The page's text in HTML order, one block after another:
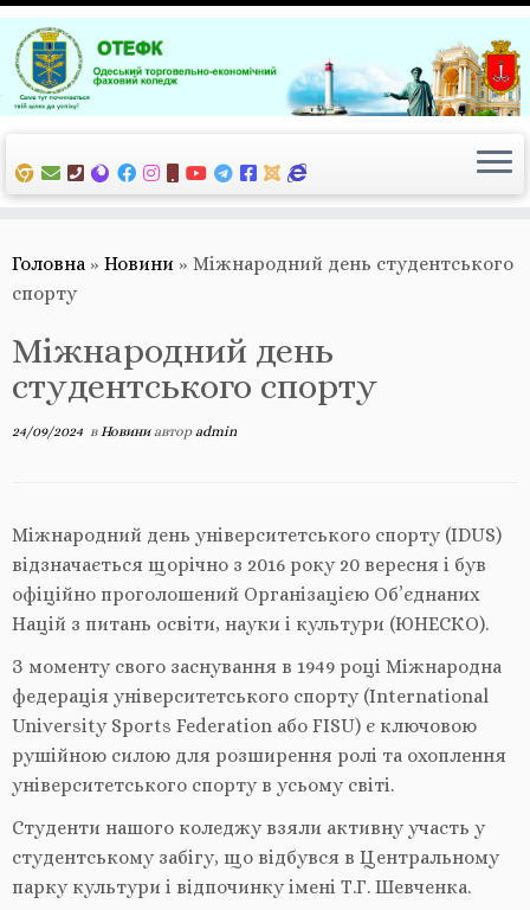
Перейти
до
вмісту
Головна » Новини » Міжнародний день студентського
спорту
Міжнародний день
студентського спорту
24/09/2024 в Новиниавторadmin
Міжнародний день університетського спорту (IDUS)
відзначається щорічно з 2016 року 20 вересня і був
офіційно проголошений Організацією Об’єднаних
Націй з питань освіти, науки і культури (ЮНЕСКО).
З моменту свого заснування в 1949 році Міжнародна
федерація університетського спорту (International
University Sports Federation або FISU) є ключовою
рушійною силою для розширення ролі та охоплення
університетського спорту в усьому світі.
Студенти нашого коледжу взяли активну участь у
студентському забігу, що відбувся в Центральному
парку культури і відпочинку імені Т.Г. Шевченка.